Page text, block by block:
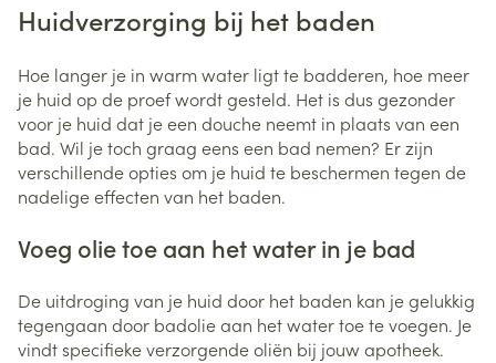
Huidverzorging bij het baden
Hoe langer je in warm water ligt te badderen, hoe meer
je huid op de proef wordt gesteld. Het is dus gezonder
voor je huid dat je een douche neemt in plaats van een
bad. Wil je toch graag eens een bad nemen? Er zijn
verschillende opties om je huid te beschermen tegen de
nadelige effecten van het baden.
Voeg olie toe aan het water in je bad
De uitdroging van je huid door het baden kan je gelukkig
tegengaan door badolie aan het water toe te voegen. Je
vindt specifieke verzorgende oliën bij jouw apotheek.